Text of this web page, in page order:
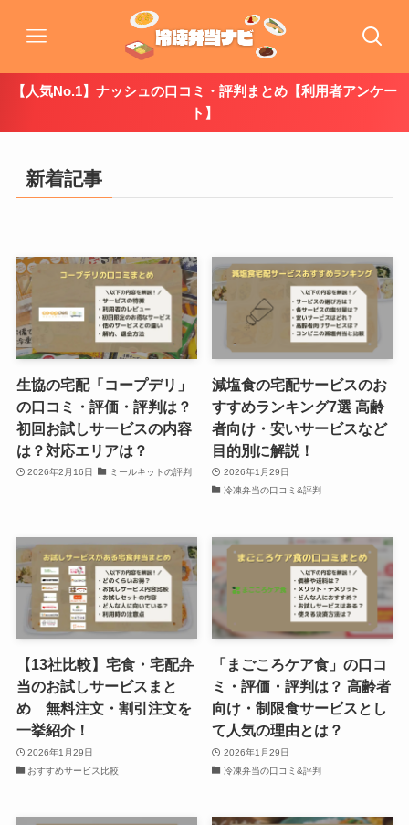
【人気No.1】ナッシュの口コミ・評判まとめ【利用者アンケー
ト】
新着記事
生協の宅配「コープデリ」
の口コミ・評価・評判は？
初回お試しサービスの内容
は？対応エリアは？
2026年2月16日 ミールキットの評判
減塩食の宅配サービスのお
すすめランキング7選 高齢
者向け・安いサービスなど
目的別に解説！
2026年1月29日
冷凍弁当の口コミ&評判
【13社比較】宅食・宅配弁
当のお試しサービスまと
め 無料注文・割引注文を
一挙紹介！
2026年1月29日
おすすめサービス比較
「まごころケア食」の口コ
ミ・評価・評判は？ 高齢者
向け・制限食サービスとし
て人気の理由とは？
2026年1月29日
冷凍弁当の口コミ&評判